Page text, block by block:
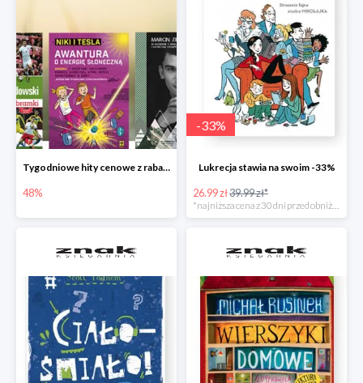
Tygodniowe hity cenowe z rabatem -48%
48%
-33%
Lukrecja stawia na swoim -33%
26.99 zł39.99 zł*